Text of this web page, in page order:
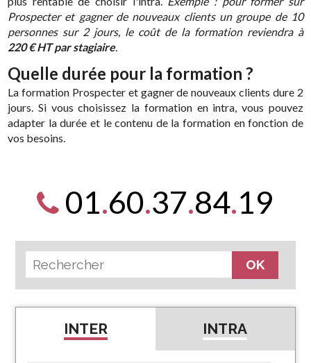
Prospecter et gagner de nouveaux clients un groupe de 10
personnes sur 2 jours, le coût de la formation reviendra à
220 € HT par stagiaire.
Quelle durée pour la formation ?
La formation Prospecter et gagner de nouveaux clients dure 2
jours. Si vous choisissez la formation en intra, vous pouvez
adapter la durée et le contenu de la formation en fonction de
vos besoins.
01.60.37.84.19
INTER INTRA